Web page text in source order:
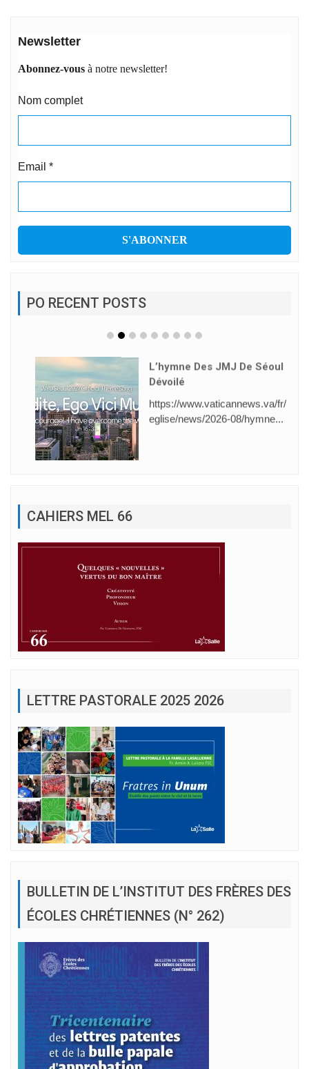
Newsletter
Abonnez-vous à notre newsletter!
Nom complet
Email *
PO RECENT POSTS
L’hymne Des JMJ De Séoul
Dévoilé
https://www.vaticannews.va/fr/
eglise/news/2026-08/hymne...
CAHIERS MEL 66
LETTRE PASTORALE 2025 2026
BULLETIN DE L’INSTITUT DES FRÈRES DES
ÉCOLES CHRÉTIENNES (N° 262)